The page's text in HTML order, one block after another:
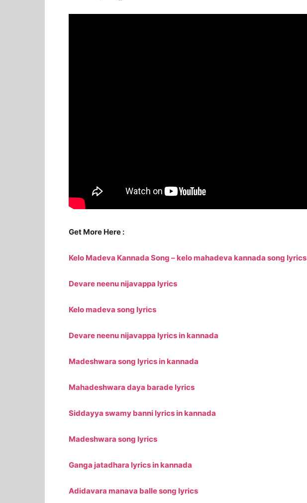
Get More Here :
Kelo Madeva Kannada Song – kelo mahadeva kannada song lyrics
Devare neenu nijavappa lyrics
Kelo madeva song lyrics
Devare neenu nijavappa lyrics in kannada
Madeshwara song lyrics in kannada
Mahadeshwara daya barade lyrics
Siddayya swamy banni lyrics in kannada
Madeshwara song lyrics
Ganga jatadhara lyrics in kannada
Adidavara manava balle song lyrics